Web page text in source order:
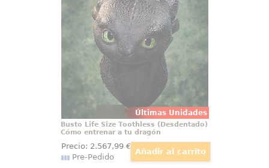
Últimas Unidades
La mirada verde parece seguirte
incluso antes de que el busto
entre en escena. Este busto
Desdentado escala real 66 cm
convierte al Furia Nocturna de
Cómo entrenar a tu dragón en
una pieza Life Size
Busto Life Size Toothless (Desdentado)
Cómo entrenar a tu dragón
Precio: 2.567,99€
Pre-Pedido